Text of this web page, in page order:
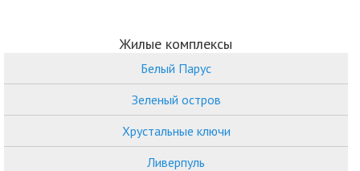
Жилые комплексы
Белый Парус
Зеленый остров
Хрустальные ключи
Ливерпуль